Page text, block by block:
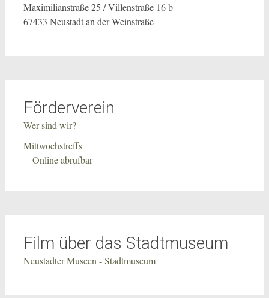
Maximilianstraße 25 / Villenstraße 16 b
67433 Neustadt an der Weinstraße
Förderverein
Wer sind wir?
Mittwochstreffs
Online abrufbar
Film über das Stadtmuseum
Neustadter Museen - Stadtmuseum